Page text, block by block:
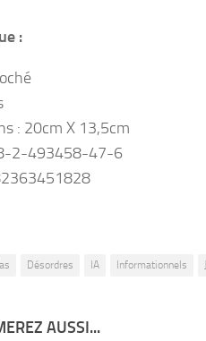
:
: 20cm X 13,5cm
2-493458-47-6
Désordres IA Informationnels
AUSSI...